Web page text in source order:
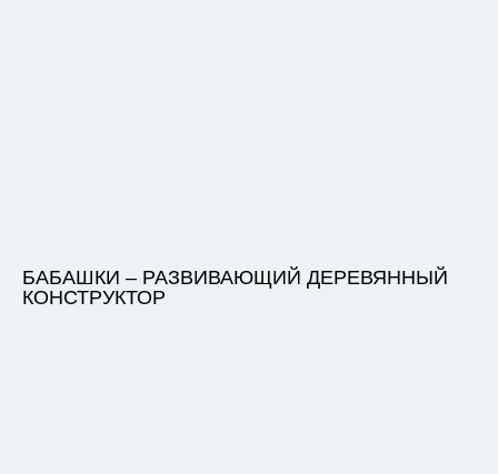
БАБАШКИ – РАЗВИВАЮЩИЙ ДЕРЕВЯННЫЙ
КОНСТРУКТОР